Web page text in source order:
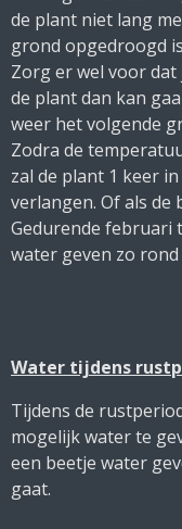
de plant niet lang
grond opgedroogd
Zorg er wel voor dat
de plant dan kan
weer het volgende
Zodra de
zal de plant 1 keer
verlangen. Of als de
Gedurende februari
water geven zo
Water tijdens
Tijdens de
mogelijk water te
een beetje water
gaat.